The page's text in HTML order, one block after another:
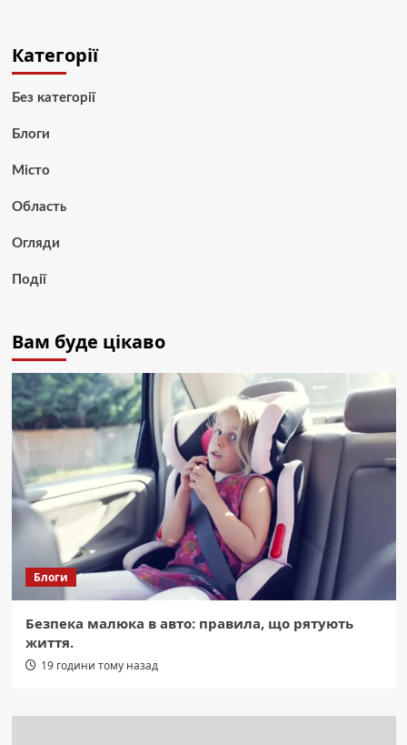
Категорії
Без категорії
Блоги
Місто
Область
Огляди
Події
Вам буде цікаво
Блоги
Безпека малюка в авто: правила, що рятують
життя.
19 години тому назад